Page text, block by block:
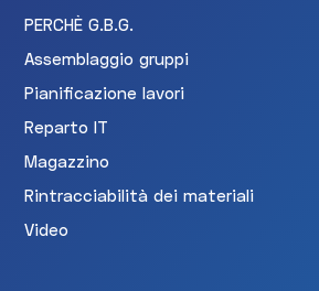
PERCHÈ G.B.G.
Assemblaggio gruppi
Pianificazione lavori
Reparto IT
Magazzino
Rintracciabilità dei materiali
Video